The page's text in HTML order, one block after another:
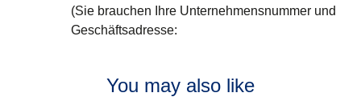
(Sie brauchen Ihre Unternehmensnummer und
Geschäftsadresse:
You may also like